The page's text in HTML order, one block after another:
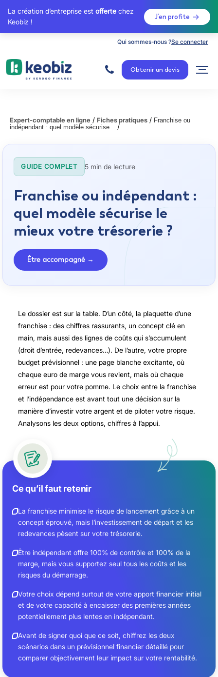
La création d’entreprise est offerte chez
Keobiz !
J’en profite
Qui sommes-nous ?Se connecter
c
c
u
Obtenir un devis
Expert-comptable en ligne / Fiches pratiques / Franchise ou
indépendant : quel modèle sécurise... /
GUIDE COMPLET 5 min de lecture
Franchise ou indépendant :
quel modèle sécurise le
mieux votre trésorerie ?
Être accompagné →
Le dossier est sur la table. D’un côté, la plaquette d’une
franchise : des chiffres rassurants, un concept clé en
main, mais aussi des lignes de coûts qui s’accumulent
(droit d’entrée, redevances…). De l’autre, votre propre
budget prévisionnel : une page blanche excitante, où
chaque euro de marge vous revient, mais où chaque
erreur est pour votre pomme. Le choix entre la franchise
et l’indépendance est avant tout une décision sur la
manière d’investir votre argent et de piloter votre risque.
Analysons les deux options, chiffres à l’appui.
Ce qu’il faut retenir
La franchise minimise le risque de lancement grâce à un
concept éprouvé, mais l’investissement de départ et les
redevances pèsent sur votre trésorerie.
Être indépendant offre 100% de contrôle et 100% de la
marge, mais vous supportez seul tous les coûts et les
risques du démarrage.
Votre choix dépend surtout de votre apport financier initial
et de votre capacité à encaisser des premières années
potentiellement plus lentes en indépendant.
Avant de signer quoi que ce soit, chiffrez les deux
scénarios dans un prévisionnel financier détaillé pour
comparer objectivement leur impact sur votre rentabilité.